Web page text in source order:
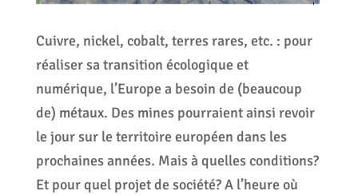
Cuivre, nickel, cobalt, terres rares, etc. : pour
réaliser sa transition écologique et
numérique, l’Europe a besoin de (beaucoup
de) métaux. Des mines pourraient ainsi revoir
le jour sur le territoire européen dans les
prochaines années. Mais à quelles conditions?
Et pour quel projet de société? A l’heure où